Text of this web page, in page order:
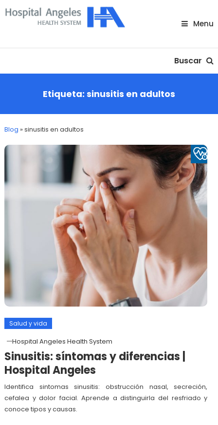
Skip
To
Menu
Buscar
Etiqueta: sinusitis en adultos
Blog »sinusitis en adultos
Salud y vida
Hospital Angeles Health System
Sinusitis: síntomas y diferencias |
Hospital Angeles
Identifica sintomas sinusitis: obstrucción nasal, secreción,
cefalea y dolor facial. Aprende a distinguirla del resfriado y
conoce tipos y causas.